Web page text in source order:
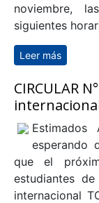
noviembre,
siguientes
Leer más
CIRCULAR
esperando
que el
estudiantes
internacional